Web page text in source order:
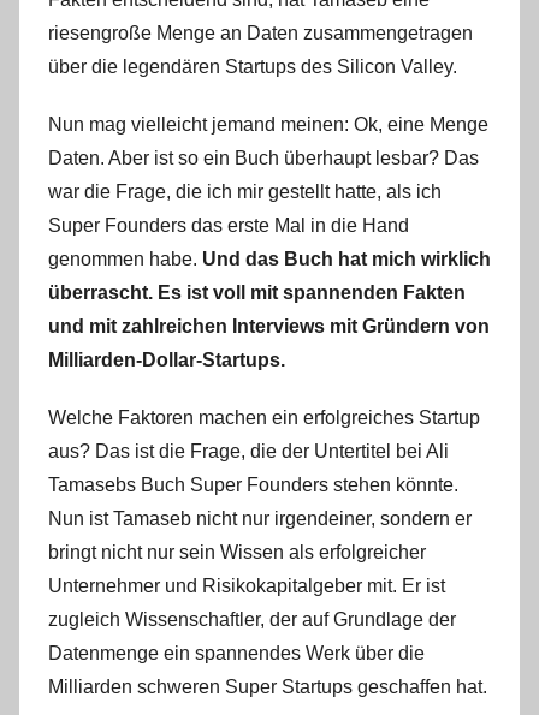
riesengroße Menge an Daten zusammengetragen
über die legendären Startups des Silicon Valley.
Nun mag vielleicht jemand meinen: Ok, eine Menge
Daten. Aber ist so ein Buch überhaupt lesbar? Das
war die Frage, die ich mir gestellt hatte, als ich
Super Founders das erste Mal in die Hand
genommen habe. Und das Buch hat mich wirklich
überrascht. Es ist voll mit spannenden Fakten
und mit zahlreichen Interviews mit Gründern von
Milliarden-Dollar-Startups.
Welche Faktoren machen ein erfolgreiches Startup
aus? Das ist die Frage, die der Untertitel bei Ali
Tamasebs Buch Super Founders stehen könnte.
Nun ist Tamaseb nicht nur irgendeiner, sondern er
bringt nicht nur sein Wissen als erfolgreicher
Unternehmer und Risikokapitalgeber mit. Er ist
zugleich Wissenschaftler, der auf Grundlage der
Datenmenge ein spannendes Werk über die
Milliarden schweren Super Startups geschaffen hat.